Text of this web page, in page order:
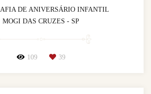
DE ANIVERSÁRIO INFANTIL
MOGI DAS CRUZES - SP
109 39